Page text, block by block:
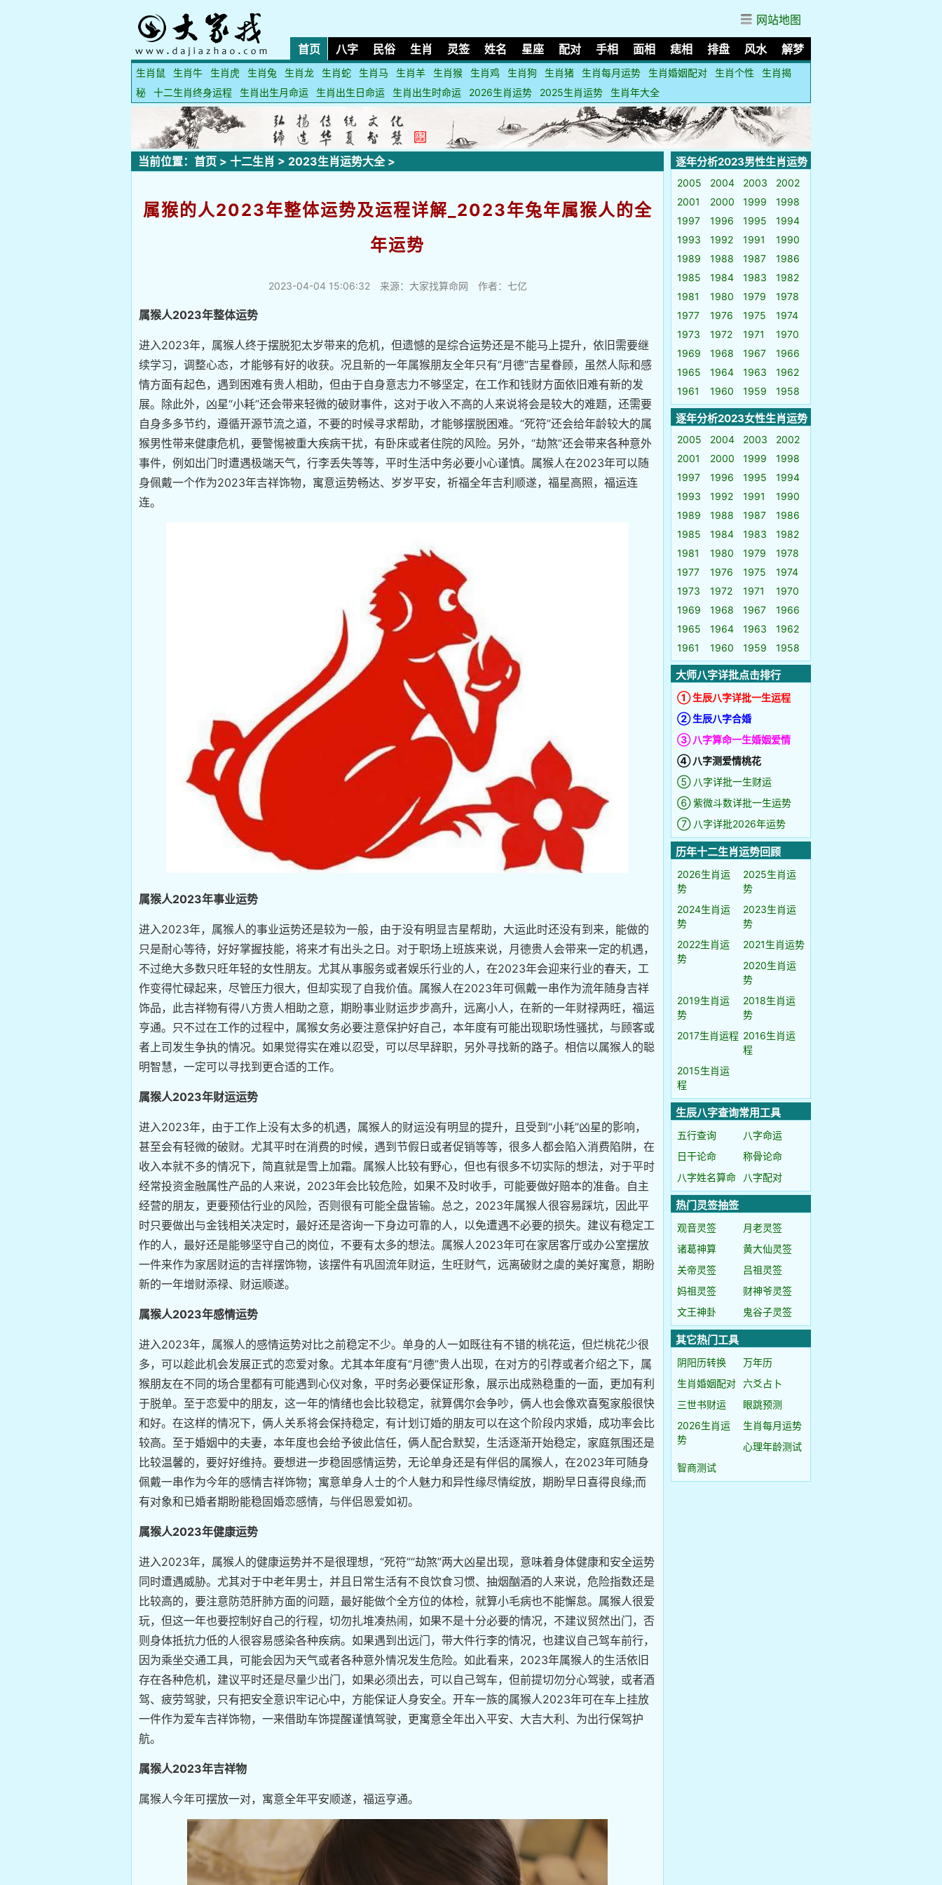
网站地图
首页 八字 民俗 生肖 灵签 姓名 星座 配对 手相 面相 痣相 排盘 风水 解梦
生肖鼠 生肖牛 生肖虎 生肖兔 生肖龙 生肖蛇 生肖马 生肖羊 生肖猴 生肖鸡 生肖狗 生肖猪 生肖每月运势 生肖婚姻配对 生肖个性
生肖揭
秘
十二生肖终身运程 生肖出生月命运 生肖出生日命运 生肖出生时命运 2026生肖运势 2025生肖运势 生肖年大全
当前位置： 首页 > 十二生肖 > 2023生肖运势大全>
属猴的人2023年整体运势及运程详解_2023年兔年属猴人的全
年运势
2023-04-04 15:06:32来源：大家找算命网 作者：七亿
属猴人2023年整体运势
进入2023年，属猴人终于摆脱犯太岁带来的危机，但遗憾的是综合运势还是不能马上提升，依旧需要继
续学习，调整心态，才能够有好的收获。况且新的一年属猴朋友全年只有“月德”吉星眷顾，虽然人际和感
情方面有起色，遇到困难有贵人相助，但由于自身意志力不够坚定，在工作和钱财方面依旧难有新的发
展。除此外，凶星“小耗”还会带来轻微的破财事件，这对于收入不高的人来说将会是较大的难题，还需要
自身多多节约，遵循开源节流之道，不要的时候寻求帮助，才能够摆脱困难。“死符”还会给年龄较大的属
猴男性带来健康危机，要警惕被重大疾病干扰，有卧床或者住院的风险。另外，“劫煞”还会带来各种意外
事件，例如出门时遭遇极端天气，行李丢失等等，平时生活中务必要小心谨慎。属猴人在2023年可以随
身佩戴一个作为2023年吉祥饰物，寓意运势畅达、岁岁平安，祈福全年吉利顺遂，福星高照，福运连
连。
属猴人2023年事业运势
进入2023年，属猴人的事业运势还是较为一般，由于没有明显吉星帮助，大运此时还没有到来，能做的
只是耐心等待，好好掌握技能，将来才有出头之日。对于职场上班族来说，月德贵人会带来一定的机遇，
不过绝大多数只旺年轻的女性朋友。尤其从事服务或者娱乐行业的人，在2023年会迎来行业的春天，工
作变得忙碌起来，尽管压力很大，但却实现了自我价值。属猴人在2023年可佩戴一串作为流年随身吉祥
饰品，此吉祥物有得八方贵人相助之意，期盼事业财运步步高升，远离小人，在新的一年财禄两旺，福运
亨通。只不过在工作的过程中，属猴女务必要注意保护好自己，本年度有可能出现职场性骚扰，与顾客或
者上司发生争执的情况。如果觉得实在难以忍受，可以尽早辞职，另外寻找新的路子。相信以属猴人的聪
明智慧，一定可以寻找到更合适的工作。
属猴人2023年财运运势
进入2023年，由于工作上没有太多的机遇，属猴人的财运没有明显的提升，且受到“小耗”凶星的影响，
甚至会有轻微的破财。尤其平时在消费的时候，遇到节假日或者促销等等，很多人都会陷入消费陷阱，在
收入本就不多的情况下，简直就是雪上加霜。属猴人比较有野心，但也有很多不切实际的想法，对于平时
经常投资金融属性产品的人来说，2023年会比较危险，如果不及时收手，可能要做好赔本的准备。自主
经营的朋友，更要预估行业的风险，否则很有可能全盘皆输。总之，2023年属猴人很容易踩坑，因此平
时只要做出与金钱相关决定时，最好还是咨询一下身边可靠的人，以免遭遇不必要的损失。建议有稳定工
作的人，最好还是能够坚守自己的岗位，不要有太多的想法。属猴人2023年可在家居客厅或办公室摆放
一件来作为家居财运的吉祥摆饰物，该摆件有巩固流年财运，生旺财气，远离破财之虞的美好寓意，期盼
新的一年增财添禄、财运顺遂。
属猴人2023年感情运势
进入2023年，属猴人的感情运势对比之前稳定不少。单身的人一如既往有不错的桃花运，但烂桃花少很
多，可以趁此机会发展正式的恋爱对象。尤其本年度有“月德”贵人出现，在对方的引荐或者介绍之下，属
猴朋友在不同的场合里都有可能遇到心仪对象，平时务必要保证形象，展示出成熟稳重的一面，更加有利
于脱单。至于恋爱中的朋友，这一年的情绪也会比较稳定，就算偶尔会争吵，俩人也会像欢喜冤家般很快
和好。在这样的情况下，俩人关系将会保持稳定，有计划订婚的朋友可以在这个阶段内求婚，成功率会比
较高。至于婚姻中的夫妻，本年度也会给予彼此信任，俩人配合默契，生活逐渐开始稳定，家庭氛围还是
比较温馨的，要好好维持。要想进一步稳固感情运势，无论单身还是有伴侣的属猴人，在2023年可随身
佩戴一串作为今年的感情吉祥饰物；寓意单身人士的个人魅力和异性缘尽情绽放，期盼早日喜得良缘;而
有对象和已婚者期盼能稳固婚恋感情，与伴侣恩爱如初。
属猴人2023年健康运势
进入2023年，属猴人的健康运势并不是很理想，“死符”“劫煞”两大凶星出现，意味着身体健康和安全运势
同时遭遇威胁。尤其对于中老年男士，并且日常生活有不良饮食习惯、抽烟酗酒的人来说，危险指数还是
比较高的，要注意防范肝肺方面的问题，最好能做个全方位的体检，就算小毛病也不能懈怠。属猴人很爱
玩，但这一年也要控制好自己的行程，切勿扎堆凑热闹，如果不是十分必要的情况，不建议贸然出门，否
则身体抵抗力低的人很容易感染各种疾病。如果遇到出远门，带大件行李的情况，也建议自己驾车前行，
因为乘坐交通工具，可能会因为天气或者各种意外情况发生危险。如此看来，2023年属猴人的生活依旧
存在各种危机，建议平时还是尽量少出门，如果必须出去，可以自己驾车，但前提切勿分心驾驶，或者酒
驾、疲劳驾驶，只有把安全意识牢记心中，方能保证人身安全。开车一族的属猴人2023年可在车上挂放
一件作为爱车吉祥饰物，一来借助车饰提醒谨慎驾驶，更寓意全年出入平安、大吉大利、为出行保驾护
航。
属猴人2023年吉祥物
属猴人今年可摆放一对，寓意全年平安顺遂，福运亨通。
逐年分析2023男性生肖运势
2005 2004 2003
2002
2001
2000 1999
1998
1997
1996 1995
1994
1993
1992 1991
1990
1989
1988 1987
1986
1985
1984 1983
1982
1981
1980 1979
1978
1977
1976 1975
1974
1973
1972 1971
1970
1969
1968 1967
1966
1965
1964 1963
1962
1961
1960 1959 1958
逐年分析2023女性生肖运势
2005 2004 2003
2002
2001
2000 1999
1998
1997
1996 1995
1994
1993
1992 1991
1990
1989
1988 1987
1986
1985
1984 1983
1982
1981
1980 1979
1978
1977
1976 1975
1974
1973
1972 1971
1970
1969
1968 1967
1966
1965
1964 1963
1962
1961
1960 1959 1958
大师八字详批点击排行
① 生辰八字详批一生运程
② 生辰八字合婚
③ 八字算命一生婚姻爱情
④ 八字测爱情桃花
⑤ 八字详批一生财运
⑥ 紫微斗数详批一生运势
⑦ 八字详批2026年运势
历年十二生肖运势回顾
2026生肖运
势
2025生肖运
势
2024生肖运
势
2023生肖运
势
2022生肖运
势
2021生肖运势
2020生肖运
势
2019生肖运
势
2018生肖运
势
2017生肖运程 2016生肖运
程
2015生肖运
程
生辰八字查询常用工具
五行查询
八字命运
日干论命
称骨论命
八字姓名算命
八字配对
热门灵签抽签
观音灵签
月老灵签
诸葛神算
黄大仙灵签
关帝灵签
吕祖灵签
妈祖灵签
财神爷灵签
文王神卦
鬼谷子灵签
其它热门工具
阴阳历转换
万年历
生肖婚姻配对 六爻占卜
三世书财运
眼跳预测
2026生肖运
势
生肖每月运势
心理年龄测试
智商测试